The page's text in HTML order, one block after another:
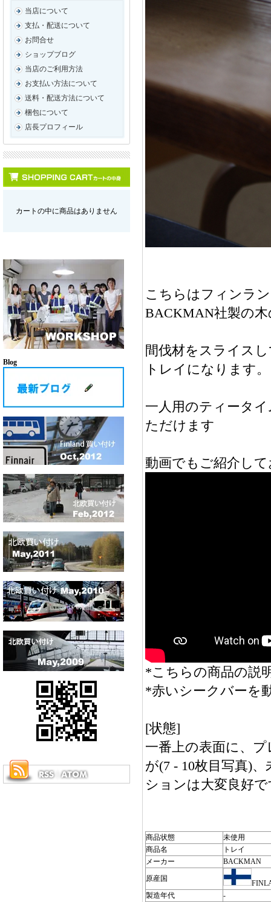
当店について
支払・配送について
お問合せ
ショップブログ
当店のご利用方法
お支払い方法について
送料・配送方法について
梱包について
店長プロフィール
カートの中に商品はありません
Blog
こちらはフィンラ
BACKMAN社製の
間伐材をスライス
トレイになります。
一人用のティータ
ただけます
動画でもご紹介し
*こちらの商品の説
*赤いシークバーを
[状態]
一番上の表面に、
が(7 - 10枚目写真)
ションは大変良好
商品状態
未使用
商品名
トレイ
メーカー
BACKMAN
原産国
製造年代
-